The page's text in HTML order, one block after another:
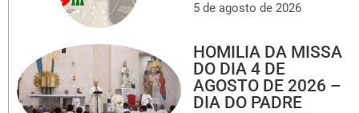
5 de agosto de 2026
HOMILIA DA MISSA
DO DIA 4 DE
AGOSTO DE 2026 –
DIA DO PADRE